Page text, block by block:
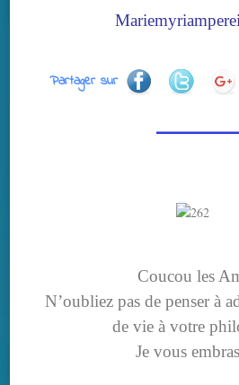
Partager sur
Coucou les
N’oubliez pas de penser à
de vie à votre
Je vous